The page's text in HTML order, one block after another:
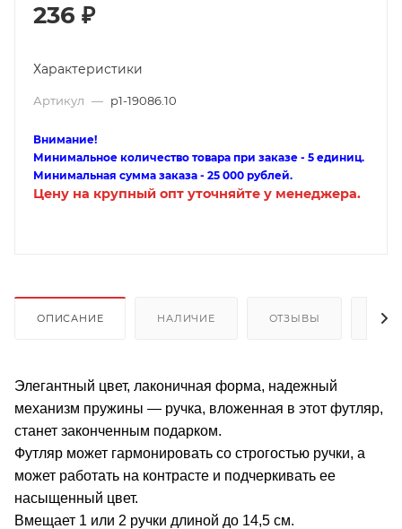
236 ₽
Характеристики
Артикул — p1-19086.10
Внимание!
Минимальное количество товара при заказе - 5 единиц.
Минимальная сумма заказа - 25 000 рублей.
Цену на крупный опт уточняйте у менеджера.
ОПИСАНИЕ НАЛИЧИЕ ОТЗЫВЫ
Элегантный цвет, лаконичная форма, надежный
механизм пружины — ручка, вложенная в этот футляр,
станет законченным подарком.
Футляр может гармонировать со строгостью ручки, а
может работать на контрасте и подчеркивать ее
насыщенный цвет.
Вмещает 1 или 2 ручки длиной до 14,5 см.